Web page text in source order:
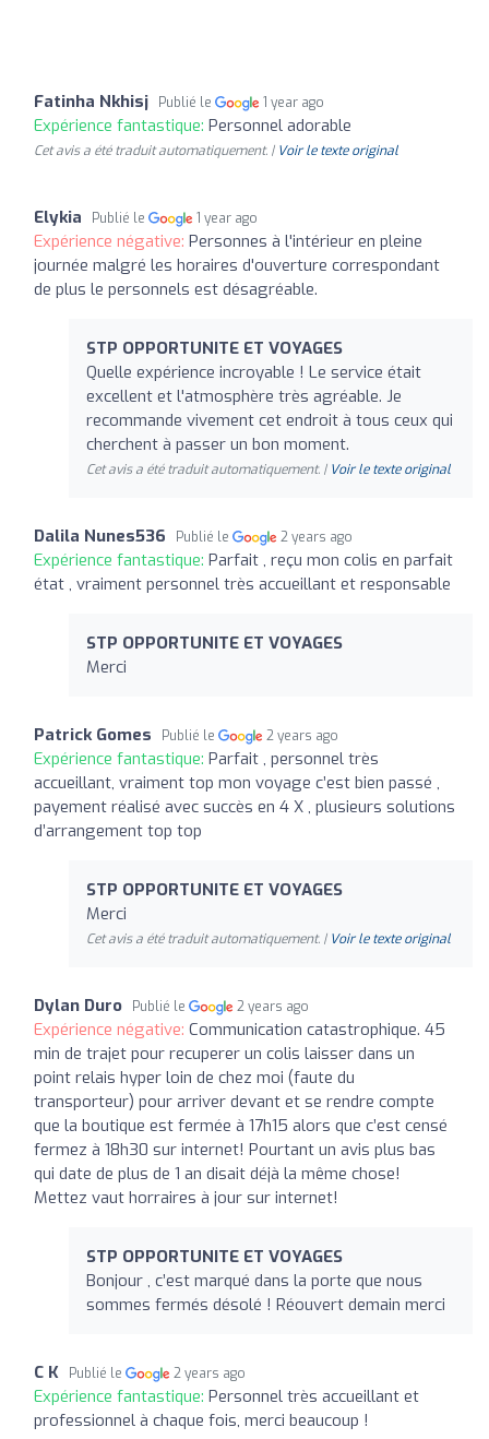
Fatinha Nkhisj Publié le 1 year ago
Expérience fantastique: Personnel adorable
Cet avis a été traduit automatiquement. | Voir le texte original
Elykia Publié le 1 year ago
Expérience négative: Personnes à l'intérieur en pleine
journée malgré les horaires d'ouverture correspondant
de plus le personnels est désagréable.
STP OPPORTUNITE ET VOYAGES
Quelle expérience incroyable ! Le service était
excellent et l'atmosphère très agréable. Je
recommande vivement cet endroit à tous ceux qui
cherchent à passer un bon moment.
Cet avis a été traduit automatiquement. | Voir le texte original
Dalila Nunes536 Publié le 2 years ago
Expérience fantastique: Parfait , reçu mon colis en parfait
état , vraiment personnel très accueillant et responsable
STP OPPORTUNITE ET VOYAGES
Merci
Patrick Gomes Publié le 2 years ago
Expérience fantastique: Parfait , personnel très
accueillant, vraiment top mon voyage c’est bien passé ,
payement réalisé avec succès en 4 X , plusieurs solutions
d’arrangement top top
STP OPPORTUNITE ET VOYAGES
Merci
Cet avis a été traduit automatiquement. | Voir le texte original
Dylan Duro Publié le 2 years ago
Expérience négative: Communication catastrophique. 45
min de trajet pour recuperer un colis laisser dans un
point relais hyper loin de chez moi (faute du
transporteur) pour arriver devant et se rendre compte
que la boutique est fermée à 17h15 alors que c’est censé
fermez à 18h30 sur internet! Pourtant un avis plus bas
qui date de plus de 1 an disait déjà la même chose!
Mettez vaut horraires à jour sur internet!
STP OPPORTUNITE ET VOYAGES
Bonjour , c’est marqué dans la porte que nous
sommes fermés désolé ! Réouvert demain merci
C K Publié le 2 years ago
Expérience fantastique: Personnel très accueillant et
professionnel à chaque fois, merci beaucoup !